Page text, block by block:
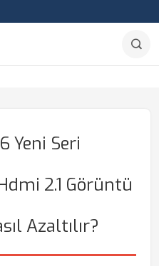
Yeni Seri
2.1 Görüntü
Azaltılır?